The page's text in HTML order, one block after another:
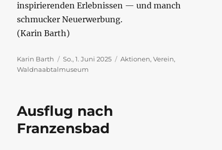
inspirierenden Erlebnissen — und manch
schmucker Neuerwerbung.
(Karin Barth)
Autor
Karin Barth
Veröffentlicht
am
So., 1. Juni 2025 Kategorien
Aktionen,Verein,
Waldnaabtalmuseum
Ausflug nach
Franzensbad